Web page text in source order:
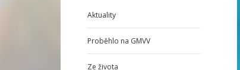
Aktuality
Proběhlo na GMVV
Ze života